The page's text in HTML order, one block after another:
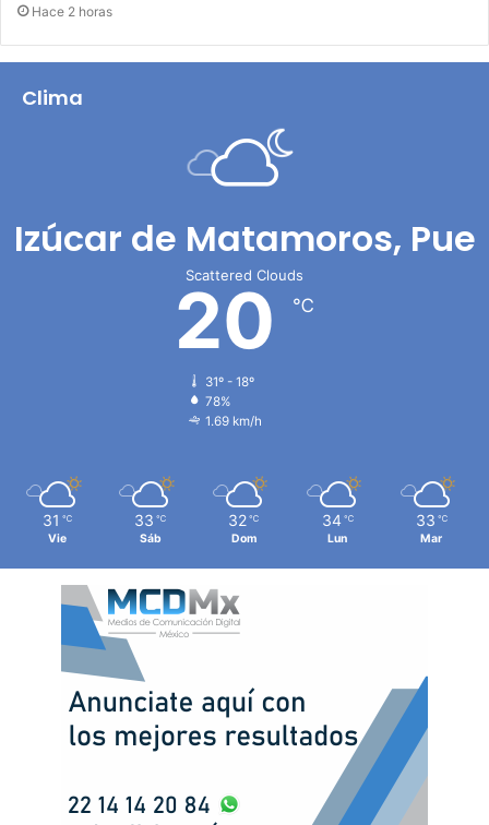
Hace 2 horas
Clima
Izúcar de Matamoros, Pue
Scattered Clouds
20 ℃
31º - 18º
78%
1.69 km/h
31 ℃
Vie
33 ℃
Sáb
32 ℃
Dom
34 ℃
Lun
33 ℃
Mar